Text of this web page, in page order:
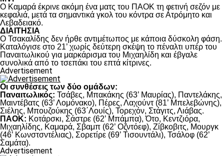
Ο Καμαρά έκρινε ακόμη ένα ματς του ΠΑΟΚ τη φετινή σεζόν με
κεφαλιά, μετά τα σημαντικά γκολ του κόντρα σε Ατρόμητο και
Λεβαδειακό.
ΔΙΑΙΤΗΣΙΑ
Ο Τσακαλίδης δεν ήρθε αντιμέτωπος με κάποια δύσκολη φάση.
Καταλόγισε στο 21’ χωρίς δεύτερη σκέψη το πέναλτι υπέρ του
Παναιτωλικού για μαρκάρισμα του Μιχαηλίδη και έβγαλε
συνολικά από το τσεπάκι του επτά κίτρινες.
Advertisement
Οι συνθέσεις των δύο ομάδων:
Παναιτωλικός: Τσάβες, Μπακάκης (63’ Μαυρίας), Παντελάκης,
Μαιντέβατς (63’ Λομόνακο), Πέρες, Λαχούντ (81’ Μπελεβώνης),
Σιέλης, Μπουζούκης (63΄Λουίς), Τορεχόν, Στάγιτς, Λιάβας.
ΠΑΟΚ: Κοτάρσκι, Σάστρε (62’ Μπάμπα), Ότο, Κεντζιόρα,
Μιχαηλίδης, Καμαρά, Σβαμπ (62’ Οζντόεφ), Ζίβκοβιτς, Μουργκ
(46’ Κωνστσντέλιας), Σορετίρε (69’ Τισουντάλι), Τσάλοφ (62’
Σαμάτα).
Advertisement